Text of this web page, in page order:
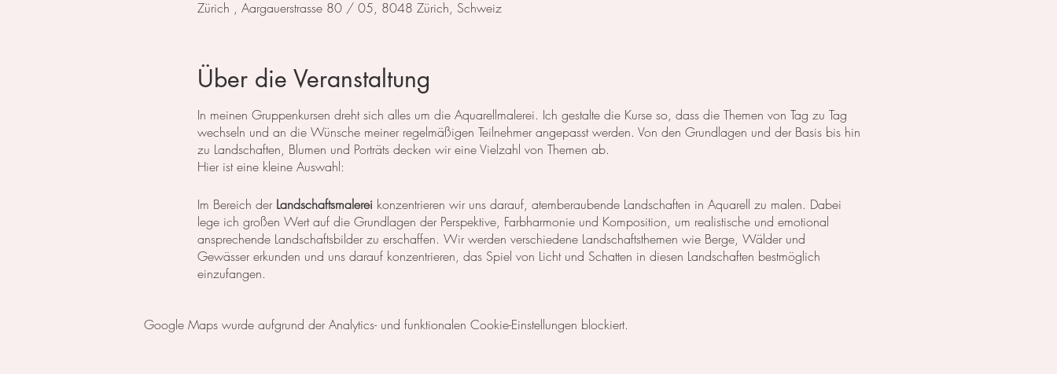
Zürich , Aargauerstrasse 80 / 05, 8048 Zürich, Schweiz
Über die Veranstaltung
In meinen Gruppenkursen dreht sich alles um die Aquarellmalerei. Ich gestalte die Kurse so, dass die Themen von Tag zu Tag
wechseln und an die Wünsche meiner regelmäßigen Teilnehmer angepasst werden. Von den Grundlagen und der Basis bis hin
zu Landschaften, Blumen und Porträts decken wir eine Vielzahl von Themen ab.
Hier ist eine kleine Auswahl:
Im Bereich der Landschaftsmalereikonzentrieren wir uns darauf, atemberaubende Landschaften in Aquarell zu malen. Dabei
lege ich großen Wert auf die Grundlagen der Perspektive, Farbharmonie und Komposition, um realistische und emotional
ansprechende Landschaftsbilder zu erschaffen. Wir werden verschiedene Landschaftsthemen wie Berge, Wälder und
Gewässer erkunden und uns darauf konzentrieren, das Spiel von Licht und Schatten in diesen Landschaften bestmöglich
einzufangen.
erlernen die notwendigen Techniken, um die Details der Blüten und Blätter so realistisch wie möglich darzustellen. Außerdem
Google Maps wurde aufgrund der Analytics- und funktionalen Cookie-Einstellungen blockiert.